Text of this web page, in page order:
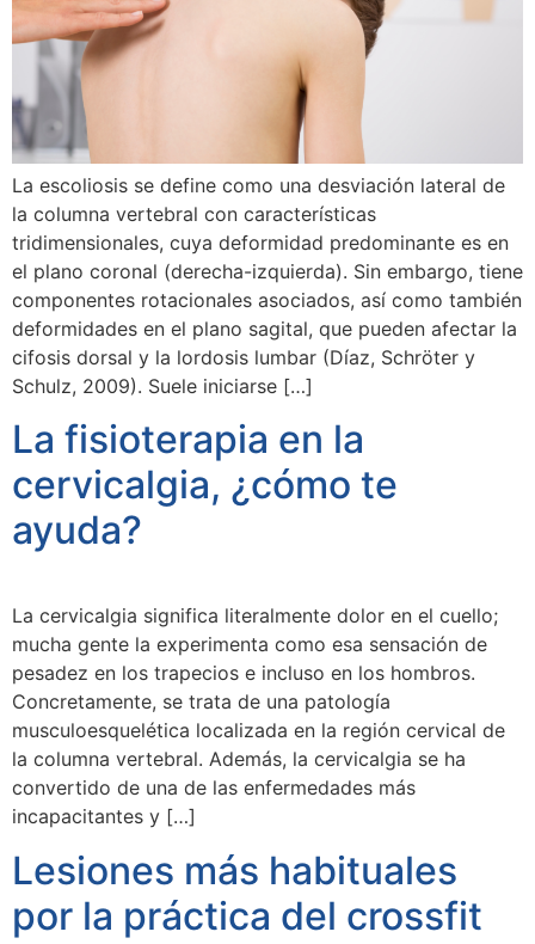
La escoliosis se define como una desviación lateral de
la columna vertebral con características
tridimensionales, cuya deformidad predominante es en
el plano coronal (derecha-izquierda). Sin embargo, tiene
componentes rotacionales asociados, así como también
deformidades en el plano sagital, que pueden afectar la
cifosis dorsal y la lordosis lumbar (Díaz, Schröter y
Schulz, 2009). Suele iniciarse […]
La fisioterapia en la
cervicalgia, ¿cómo te
ayuda?
La cervicalgia significa literalmente dolor en el cuello;
mucha gente la experimenta como esa sensación de
pesadez en los trapecios e incluso en los hombros.
Concretamente, se trata de una patología
musculoesquelética localizada en la región cervical de
la columna vertebral. Además, la cervicalgia se ha
convertido de una de las enfermedades más
incapacitantes y […]
Lesiones más habituales
por la práctica del crossfit